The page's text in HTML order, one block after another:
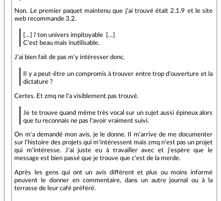
Non. Le premier paquet maintenu que j'ai trouvé était 2.1.9 et le site
web recommande 3.2.
[…] 𝆺𝅥𝅯 ton univers impitoyable ♩ […]
C'est beau mais inutilisable.
J'ai bien fait de pas m'y intéresser donc.
Il y a peut-être un compromis à trouver entre trop d'ouverture et la
dictature ?
Certes. Et zmq ne l'a visiblement pas trouvé.
Je te trouve quand même très vocal sur un sujet aussi épineux alors
que tu reconnais ne pas l'avoir vraiment suivi.
On m'a demandé mon avis, je le donne. Il m'arrive de me documenter
sur l'histoire des projets qui m'intéressent mais zmq n'est pas un projet
qui m'intéresse. J'ai juste eu à travailler avec et j'espère que le
message est bien passé que je trouve que c'est de la merde.
Après les gens qui ont un avis différent et plus ou moins informé
peuvent le donner en commentaire, dans un autre journal ou à la
terrasse de leur café préféré.